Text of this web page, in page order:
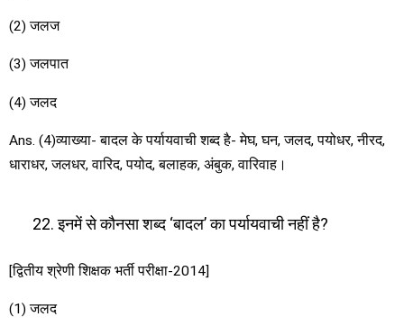
(2) जलज
(3) जलपात
(4) जलद
Ans. (4)व्याख्या- बादल के पर्यायवाची शब्द है- मेघ, घन, जलद, पयोधर, नीरद,
धाराधर, जलधर, वारिद, पयोद, बलाहक, अंबुक, वारिवाह।
इनमें से कौनसा शब्द ‘बादल’ का पर्यायवाची नहीं है?
[द्वितीय श्रेणी शिक्षक भर्ती परीक्षा-2014]
(1) जलद